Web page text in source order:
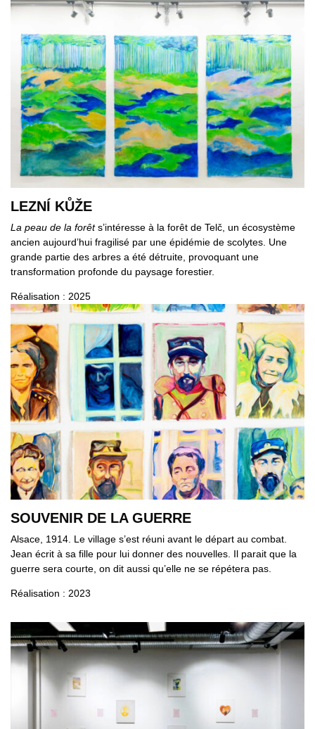
LEZNÍ KŮŽE
La peau de la forêts’intéresse à la forêt de Telč, un écosystème
ancien aujourd’hui fragilisé par une épidémie de scolytes. Une
grande partie des arbres a été détruite, provoquant une
transformation profonde du paysage forestier.
Réalisation : 2025
SOUVENIR DE LA GUERRE
Alsace, 1914. Le village s’est réuni avant le départ au combat.
Jean écrit à sa fille pour lui donner des nouvelles. Il parait que la
guerre sera courte, on dit aussi qu’elle ne se répétera pas.
Réalisation : 2023